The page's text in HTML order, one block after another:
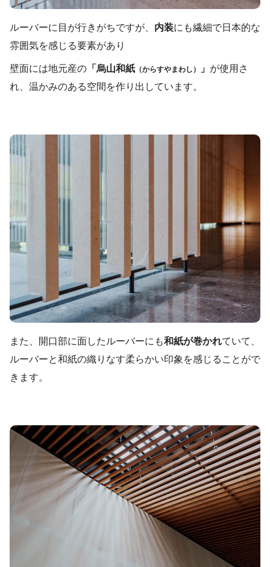
ルーバーに目が行きがちですが、 内装にも繊細で日本的な
雰囲気を感じる要素があり
壁面には地元産の 「烏山和紙 （からすやまわし） 」 が使用さ
れ、温かみのある空間を作り出しています。
また、開口部に面したルーバーにも和紙が巻かれていて、
ルーバーと和紙の織りなす柔らかい印象を感じることがで
きます。